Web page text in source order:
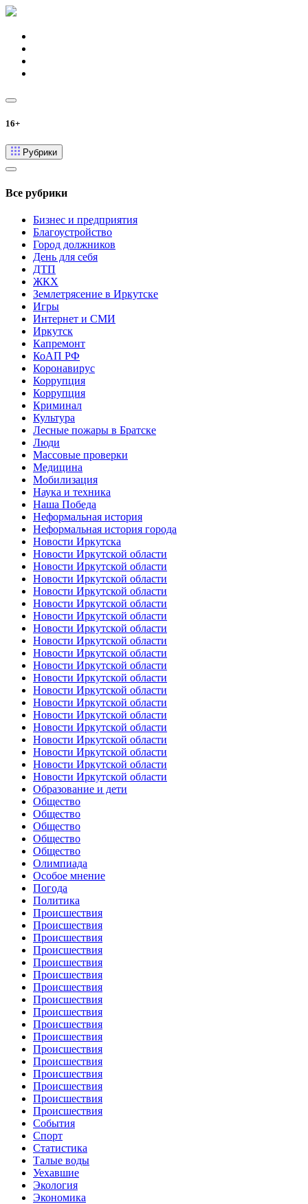
16+
Рубрики
Все рубрики
Бизнес и предприятия
Благоустройство
Город должников
День для себя
ДТП
ЖКХ
Землетрясение в Иркутске
Игры
Интернет и СМИ
Иркутск
Капремонт
КоАП РФ
Коронавирус
Коррупция
Коррупция
Криминал
Культура
Лесные пожары в Братске
Люди
Массовые проверки
Медицина
Мобилизация
Наука и техника
Наша Победа
Неформальная история
Неформальная история города
Новости Иркутска
Новости Иркутской области
Новости Иркутской области
Новости Иркутской области
Новости Иркутской области
Новости Иркутской области
Новости Иркутской области
Новости Иркутской области
Новости Иркутской области
Новости Иркутской области
Новости Иркутской области
Новости Иркутской области
Новости Иркутской области
Новости Иркутской области
Новости Иркутской области
Новости Иркутской области
Новости Иркутской области
Новости Иркутской области
Новости Иркутской области
Новости Иркутской области
Образование и дети
Общество
Общество
Общество
Общество
Общество
Олимпиада
Особое мнение
Погода
Политика
Происшествия
Происшествия
Происшествия
Происшествия
Происшествия
Происшествия
Происшествия
Происшествия
Происшествия
Происшествия
Происшествия
Происшествия
Происшествия
Происшествия
Происшествия
Происшествия
Происшествия
События
Спорт
Статистика
Талые воды
Уехавшие
Экология
Экономика